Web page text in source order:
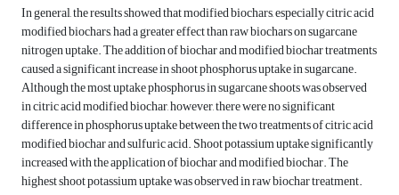
In general, the results showed that modified biochars, especially citric acid
modified biochars, had a greater effect than raw biochars on sugarcane
nitrogen uptake. The addition of biochar and modified biochar treatments
caused a significant increase in shoot phosphorus uptake in sugarcane.
Although the most uptake phosphorus in sugarcane shoots was observed
in citric acid modified biochar, however, there were no significant
difference in phosphorus uptake between the two treatments of citric acid
modified biochar and sulfuric acid. Shoot potassium uptake significantly
increased with the application of biochar and modified biochar. The
highest shoot potassium uptake was observed in raw biochar treatment.